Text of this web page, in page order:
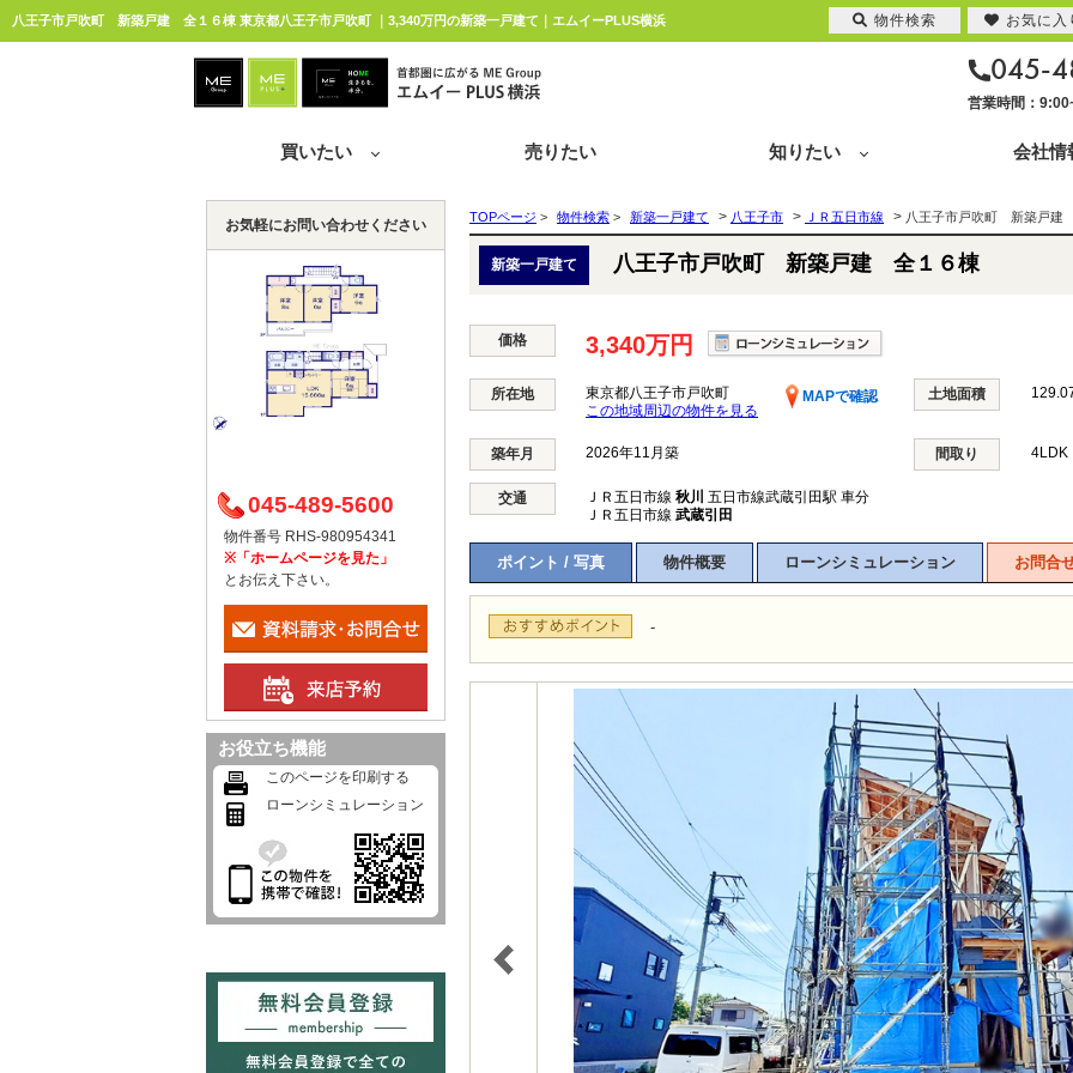
八王子市戸吹町 新築戸建 全１６棟 東京都八王子市戸吹町 ｜3,340万円の新築一戸建て｜エムイーPLUS横浜
045-
営業時間：
買いたい 売りたい 知りたい 会社情
TOPページ > 物件検索 > 新築一戸建て > 八王子市 > ＪＲ五日市線 > 八王子市戸吹町 新築戸建
新築一戸建て 八王子市戸吹町 新築戸建 全１６棟
価格 3,340万円
所在地 東京都八王子市戸吹町
MAPで確認
この地域周辺の物件を見る
土地面積
築年月 2026年11月築 間取り
交通 ＪＲ五日市線 秋川 五日市線武蔵引田駅 車分
ＪＲ五日市線 武蔵引田
ポイント / 写真 物件概要 ローンシミュレーション お問合
-
お気軽にお問い合わせください
045-489-5600
物件番号 RHS-980954341
※「ホームページを見た」
とお伝え下さい。
お役立ち機能
このページを印刷する
ローンシミュレーション
物件検索 お気に入